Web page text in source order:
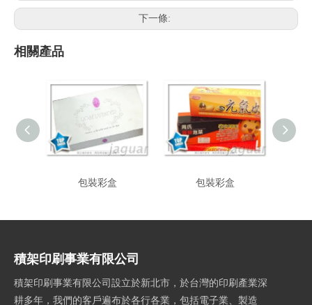
下一條:
相關產品
包裝彩盒 包裝彩盒
積架印刷事業有限公司
積架印刷事業有限公司設立於新北市，於台灣的印刷產業深
耕多年，我們的客戶遍布於各行各業，包括電子業、製造